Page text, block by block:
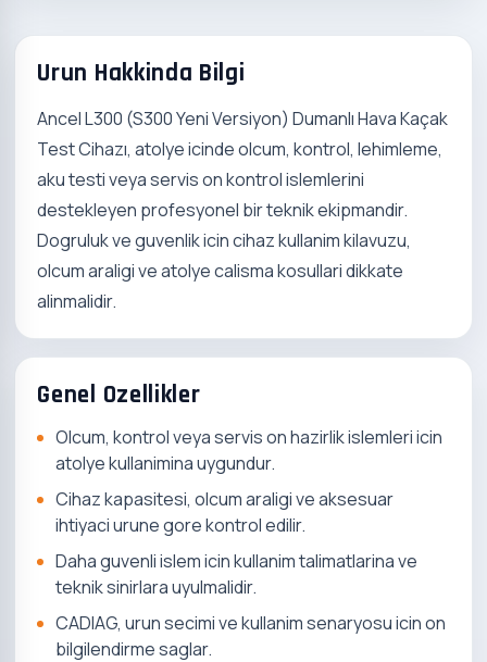
Urun Hakkinda Bilgi
Ancel L300 (S300 Yeni Versiyon) Dumanlı Hava Kaçak
Test Cihazı, atolye icinde olcum, kontrol, lehimleme,
aku testi veya servis on kontrol islemlerini
destekleyen profesyonel bir teknik ekipmandir.
Dogruluk ve guvenlik icin cihaz kullanim kilavuzu,
olcum araligi ve atolye calisma kosullari dikkate
alinmalidir.
Genel Ozellikler
Olcum, kontrol veya servis on hazirlik islemleri icin
atolye kullanimina uygundur.
Cihaz kapasitesi, olcum araligi ve aksesuar
ihtiyaci urune gore kontrol edilir.
Daha guvenli islem icin kullanim talimatlarina ve
teknik sinirlara uyulmalidir.
CADIAG, urun secimi ve kullanim senaryosu icin on
bilgilendirme saglar.